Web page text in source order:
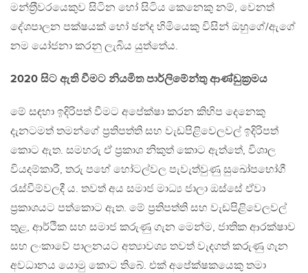
මන්ත‍්‍රීවරයෙකුව සිටින හෝ සිටිය කෙනෙකු නම්, වෙනත්
දේශපාලන පක්ෂයක් හෝ ඡන්ද හිමියෙකු විසින් ඔහුගේ/ඇගේ
නම යෝජනා කරනු ලැබිය යුත්තේය.
2020 සිට ඇති වීමට නියමිත පාර්ලිමේන්තු ආණ්ඩුක‍්‍රමය
මේ සඳහා ඉදිරිපත් වීමට අපේක්ෂා කරන කිහිප දෙනෙකු
දැනටමත් තමන්ගේ ප‍්‍රතිපත්ති සහ වැඩපිළිවෙලවල් ඉදිරිපත්
කොට ඇත. සමහරු ඒ ප‍්‍රකාශ නිකුත් කොට ඇත්තේ, විශාල
වියදම්කාරී, තරු පහේ හෝටල්වල පැවැත්වුණු සුඛෝපභෝගී
රැස්වීම්වලදී ය. තවත් අය සමාජ මාධ්‍ය ජාලා ඔස්සේ ඒවා
ප‍්‍රකාශයට පත්කොට ඇත. මේ ප‍්‍රතිපත්ති සහ වැඩපිළිවෙලවල්
තුළ, ආර්ථික සහ සමාජ කරුණු ගැන මෙන්ම, ජාතික ආරක්ෂාව
සහ ලංකාවේ පාලනයට අත්‍යාවශ්‍ය තවත් වැදගත් කරුණු ගැන
අවධානය යොමු කොට තිබේ. එක් අපේක්ෂකයෙකු තමා